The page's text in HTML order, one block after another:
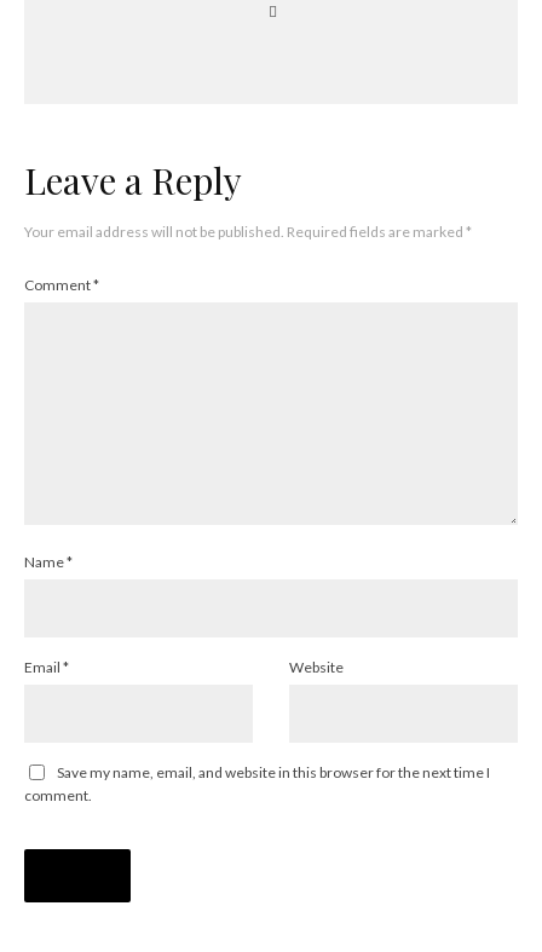
Leave a Reply
Your email address will not be published. Required fields are marked *
Comment*
Name*
Email * Website
Save my name, email, and website in this browser for the next time I
comment.